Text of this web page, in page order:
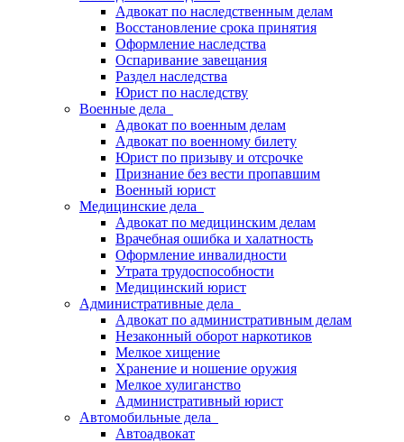
Адвокат по наследственным делам
Восстановление срока принятия
Оформление наследства
Оспаривание завещания
Раздел наследства
Юрист по наследству
Военные дела
Адвокат по военным делам
Адвокат по военному билету
Юрист по призыву и отсрочке
Признание без вести пропавшим
Военный юрист
Медицинские дела
Адвокат по медицинским делам
Врачебная ошибка и халатность
Оформление инвалидности
Утрата трудоспособности
Медицинский юрист
Административные дела
Адвокат по административным делам
Незаконный оборот наркотиков
Мелкое хищение
Хранение и ношение оружия
Мелкое хулиганство
Административный юрист
Автомобильные дела
Автоадвокат